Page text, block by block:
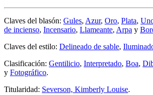
Claves del blasón: Gules, Azur, Oro, Plata,
de incienso, Incensario, Llameante, Arpa y
Claves del estilo: Delineado de sable,
Clasificación: Gentilicio, Interpretado, Boa,
y Fotográfico.
Titularidad: Severson, Kimberly Louise.